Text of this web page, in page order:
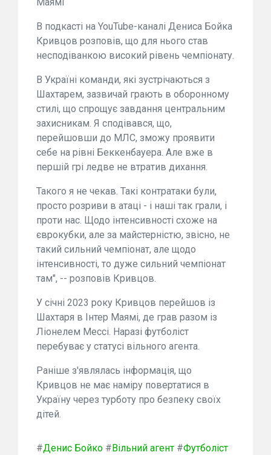
В подкасті на YouTube-каналі Дениса Бойка
Кривцов розповів, що для нього став
несподіванкою високий рівень чемпіонату.
В Україні команди, які зустрічаються з
Шахтарем, зазвичай грають в оборонному
стилі, що спрощує завдання центральним
захисникам. Я сподівався, що,
перейшовши до МЛС, зможу проявити
себе на рівні Беккенбауера. Але вже в
першій грі ледве не втратив дихання.
Такого я не чекав. Такі контратаки були,
просто розриви в атаці - і наші так грали, і
проти нас. Щодо інтенсивності схоже на
єврокубки, але за майстерністю, звісно, не
такий сильний чемпіонат, але щодо
інтенсивності, то дуже сильний чемпіонат
там", -- розповів Кривцов.
У січні 2023 року Кривцов перейшов із
Шахтаря в Інтер Маямі, де грав разом із
Ліонелем Мессі. Наразі футболіст
перебуває у статусі вільного агента.
Раніше з'являлась інформація, що
Кривцов не має наміру повертатися в
Україну через турботу про безпеку своїх
дітей.
#Денис Бойко #Вільний агент #Футболіст